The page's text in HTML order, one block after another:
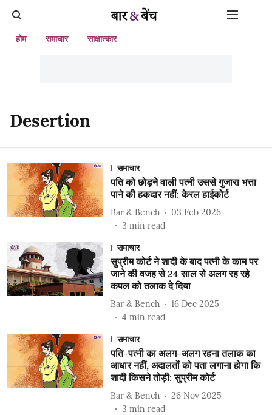
होम समाचार साक्षात्कार
Desertion
समाचार
पति को छोड़ने वाली पत्नी उससे गुजारा भत्ता
पाने की हकदार नहीं: केरल हाईकोर्ट
Bar & Bench
03 Feb 2026
3 min read
समाचार
सुप्रीम कोर्ट ने शादी के बाद पत्नी के काम पर
जाने की वजह से 24 साल से अलग रह रहे
कपल को तलाक दे दिया
Bar & Bench
16 Dec 2025
4 min read
समाचार
पति-पत्नी का अलग-अलग रहना तलाक का
आधार नहीं, अदालतों को पता लगाना होगा कि
शादी किसने तोड़ी: सुप्रीम कोर्ट
Bar & Bench
26 Nov 2025
3 min read